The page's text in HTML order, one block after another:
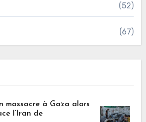
(52)
(67)
massacre à Gaza alors
l’Iran de